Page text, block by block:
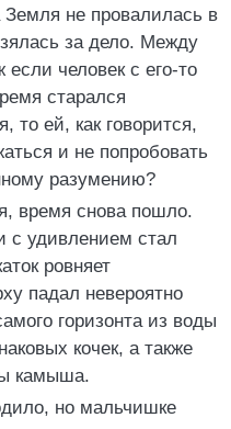
Земля не провалилась в
за дело. Между
человек с его-то
старался
то ей, как говорится,
и не попробовать
разумению?
время снова пошло.
с удивлением стал
ровняет
падал невероятно
горизонта из воды
кочек, а также
камыша.
но мальчишке